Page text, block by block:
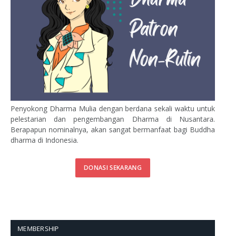
Penyokong Dharma Mulia dengan berdana sekali waktu untuk
pelestarian dan pengembangan Dharma di Nusantara.
Berapapun nominalnya, akan sangat bermanfaat bagi Buddha
dharma di Indonesia.
DONASI SEKARANG
MEMBERSHIP